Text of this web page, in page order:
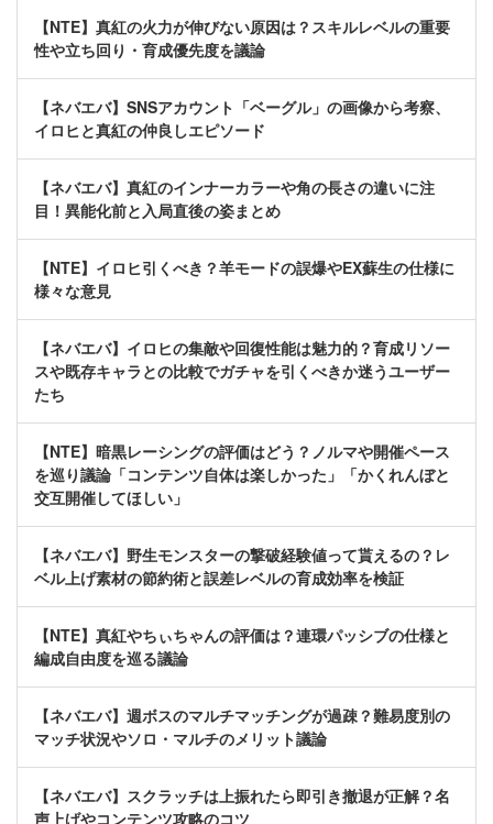
【NTE】真紅の火力が伸びない原因は？スキルレベルの重要
性や立ち回り・育成優先度を議論
【ネバエバ】SNSアカウント「ベーグル」の画像から考察、
イロヒと真紅の仲良しエピソード
【ネバエバ】真紅のインナーカラーや角の長さの違いに注
目！異能化前と入局直後の姿まとめ
【NTE】イロヒ引くべき？羊モードの誤爆やEX蘇生の仕様に
様々な意見
【ネバエバ】イロヒの集敵や回復性能は魅力的？育成リソー
スや既存キャラとの比較でガチャを引くべきか迷うユーザー
たち
【NTE】暗黒レーシングの評価はどう？ノルマや開催ペース
を巡り議論「コンテンツ自体は楽しかった」「かくれんぼと
交互開催してほしい」
【ネバエバ】野生モンスターの撃破経験値って貰えるの？レ
ベル上げ素材の節約術と誤差レベルの育成効率を検証
【NTE】真紅やちぃちゃんの評価は？連環パッシブの仕様と
編成自由度を巡る議論
【ネバエバ】週ボスのマルチマッチングが過疎？難易度別の
マッチ状況やソロ・マルチのメリット議論
【ネバエバ】スクラッチは上振れたら即引き撤退が正解？名
声上げやコンテンツ攻略のコツ